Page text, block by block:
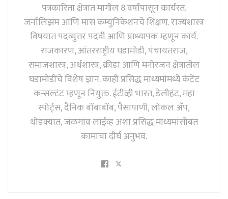
पत्रकारिता क्षेत्रात मागील 8 वर्षांपासून कार्यरत.
जर्नालिझम आणि मास कम्युनिकेशनचे शिक्षण. राज्यशास्त्र
विषयात पदव्युत्तर पदवी आणि प्राध्यापक म्हणून कार्य.
राजकारण, आंतरराष्ट्रीय घडामोडी, पंचायतराज,
समाजशास्त्र, अर्थशास्त्र, क्रीडा आणि मनोरंजन क्षेत्रातील
घडामोडींचे विशेष ज्ञान. काही प्रसिद्ध माध्यमांमध्ये कंटेंट
कन्सल्टंट म्हणून नियुक्त. ईटीव्ही भारत, डेलीहंट, महा
स्पोर्ट्स, दैनिक बोंबाबोंब, पैसापाणी, लोकल अ‍ॅप,
थोडक्यात, जळगाव लाईव्ह अशा प्रसिद्ध माध्यमांसोबत
कामाचा दीर्घ अनुभव.